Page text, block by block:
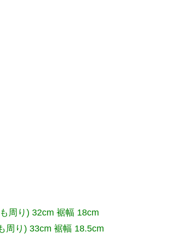
周り) 32cm 裾幅 18cm
り) 33cm 裾幅 18.5cm